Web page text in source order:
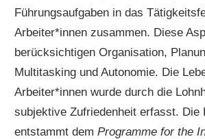
Führungsaufgaben in das
Arbeiter*innen zusammen. Diese
berücksichtigen Organisation,
Multitasking und Autonomie. Die
Arbeiter*innen wurde durch die
subjektive Zufriedenheit erfasst. Die
entstammt demProgramme for the